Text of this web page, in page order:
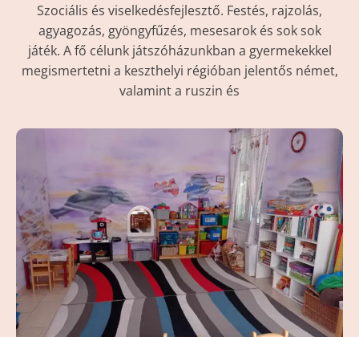
Szociális és viselkedésfejlesztő. Festés, rajzolás,
agyagozás, gyöngyfűzés, mesesarok és sok sok
játék. A fő célunk játszóházunkban a gyermekekkel
megismertetni a keszthelyi régióban jelentős német,
valamint a ruszin és